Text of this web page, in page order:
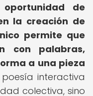
de
la creación de
permite que
con palabras,
a una pieza
interactiva
colectiva, sino